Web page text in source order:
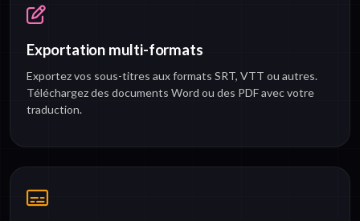
Exportation multi-formats
Exportez vos sous-titres aux formats SRT, VTT ou autres.
Téléchargez des documents Word ou des PDF avec votre
traduction.